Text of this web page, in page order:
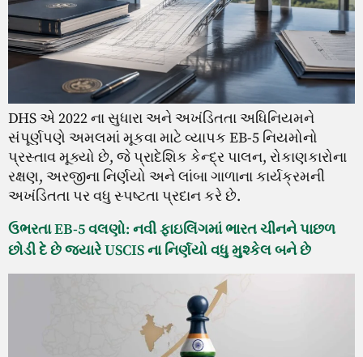
DHS એ 2022 ના સુધારા અને અખંડિતતા અધિનિયમને
સંપૂર્ણપણે અમલમાં મૂકવા માટે વ્યાપક EB-5 નિયમોનો
પ્રસ્તાવ મૂક્યો છે, જે પ્રાદેશિક કેન્દ્ર પાલન, રોકાણકારોના
રક્ષણ, અરજીના નિર્ણયો અને લાંબા ગાળાના કાર્યક્રમની
અખંડિતતા પર વધુ સ્પષ્ટતા પ્રદાન કરે છે.
ઉભરતા EB-5 વલણો: નવી ફાઇલિંગમાં ભારત ચીનને પાછળ
છોડી દે છે જ્યારે USCIS ના નિર્ણયો વધુ મુશ્કેલ બને છે